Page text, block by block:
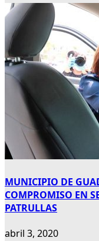
MUNICIPIO DE
COMPROMISO EN
PATRULLAS
abril 3, 2020